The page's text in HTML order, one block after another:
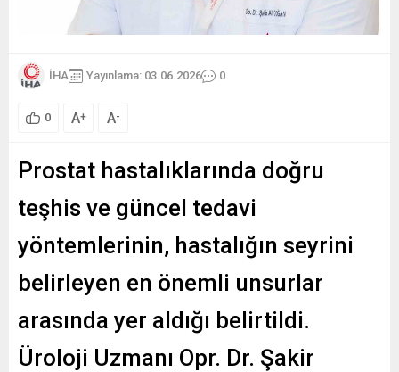
İHA Yayınlama: 03.06.2026 0
0 A+ A-
Prostat hastalıklarında doğru
teşhis ve güncel tedavi
yöntemlerinin, hastalığın seyrini
belirleyen en önemli unsurlar
arasında yer aldığı belirtildi.
Üroloji Uzmanı Opr. Dr. Şakir